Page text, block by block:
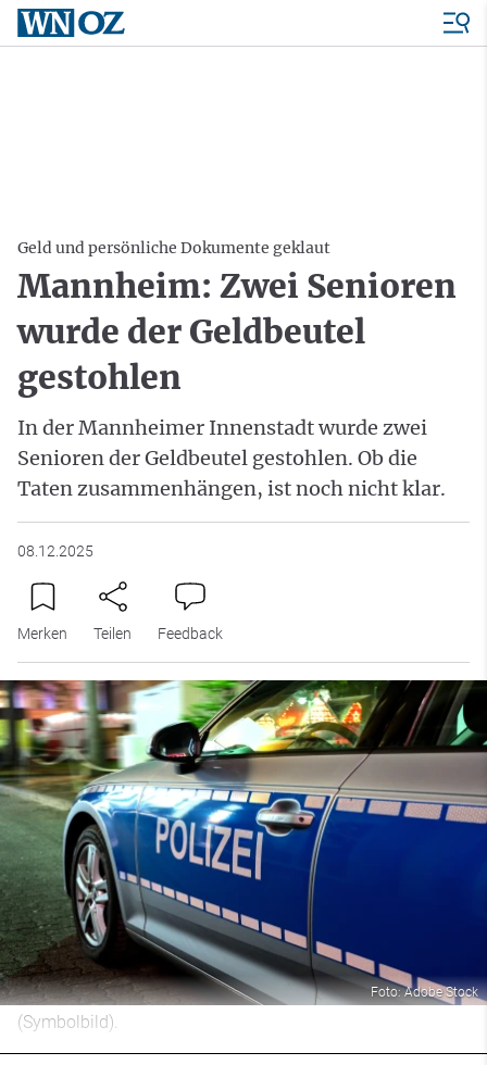
Geld und persönliche Dokumente geklaut
Mannheim: Zwei Senioren
wurde der Geldbeutel
gestohlen
In der Mannheimer Innenstadt wurde zwei
Senioren der Geldbeutel gestohlen. Ob die
Taten zusammenhängen, ist noch nicht klar.
08.12.2025
Merken Teilen Feedback
Foto: Adobe Stock
(Symbolbild).